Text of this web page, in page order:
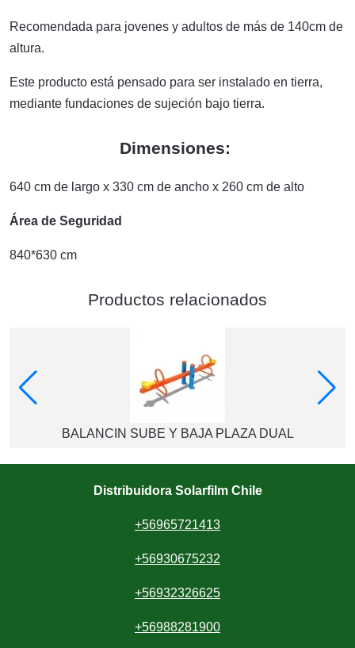
Recomendada para jovenes y adultos de más de 140cm de
altura.
Este producto está pensado para ser instalado en tierra,
mediante fundaciones de sujeción bajo tierra.
Dimensiones:
640 cm de largo x 330 cm de ancho x 260 cm de alto
Área de Seguridad
840*630 cm
Productos relacionados
BALANCIN SUBE Y BAJA PLAZA DUAL
Distribuidora Solarfilm Chile
+56965721413
+56930675232
+56932326625
+56988281900